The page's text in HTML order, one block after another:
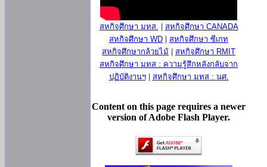
สหกิจศึกษา มทส.
สหกิจศึกษา CANADA
สหกิจศึกษา WD
สหกิจศึกษา ซีเกท
สหกิจศึกษากล้วยไม้
สหกิจศึกษา RMIT
สหกิจศึกษา มทส : ความรู้สึกหลังกลับจาก
ปฏิบัติงานฯ| สหกิจศึกษา มทส : นศ.
Content on this page requires a newer
version of Adobe Flash Player.